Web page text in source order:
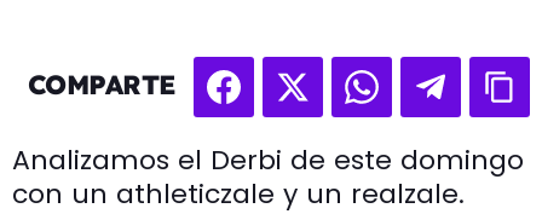
COMPARTE
Analizamos el Derbi de este domingo
con un athleticzale y un realzale.